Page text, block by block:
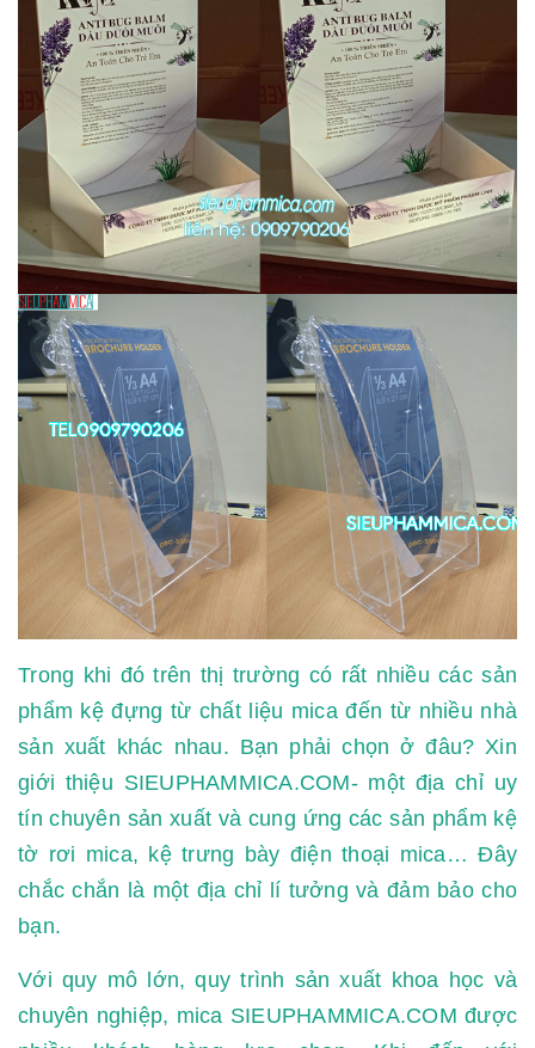
Trong khi đó trên thị trường có rất nhiều các sản
phẩm kệ đựng từ chất liệu mica đến từ nhiều nhà
sản xuất khác nhau. Bạn phải chọn ở đâu? Xin
giới thiệu SIEUPHAMMICA.COM- một địa chỉ uy
tín chuyên sản xuất và cung ứng các sản phẩm kệ
tờ rơi mica, kệ trưng bày điện thoại mica… Đây
chắc chắn là một địa chỉ lí tưởng và đảm bảo cho
bạn.
Với quy mô lớn, quy trình sản xuất khoa học và
chuyên nghiệp, mica SIEUPHAMMICA.COM được